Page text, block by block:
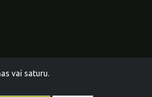
vai saturu.